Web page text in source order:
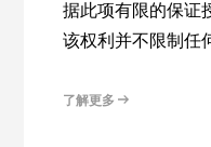
据此项有限的保证
该权利并不限制任
了解更多